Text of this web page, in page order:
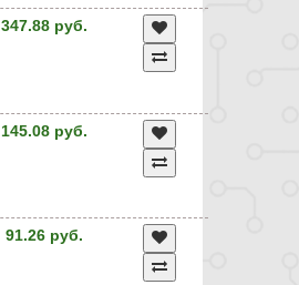
347.88 руб.
145.08 руб.
91.26 руб.